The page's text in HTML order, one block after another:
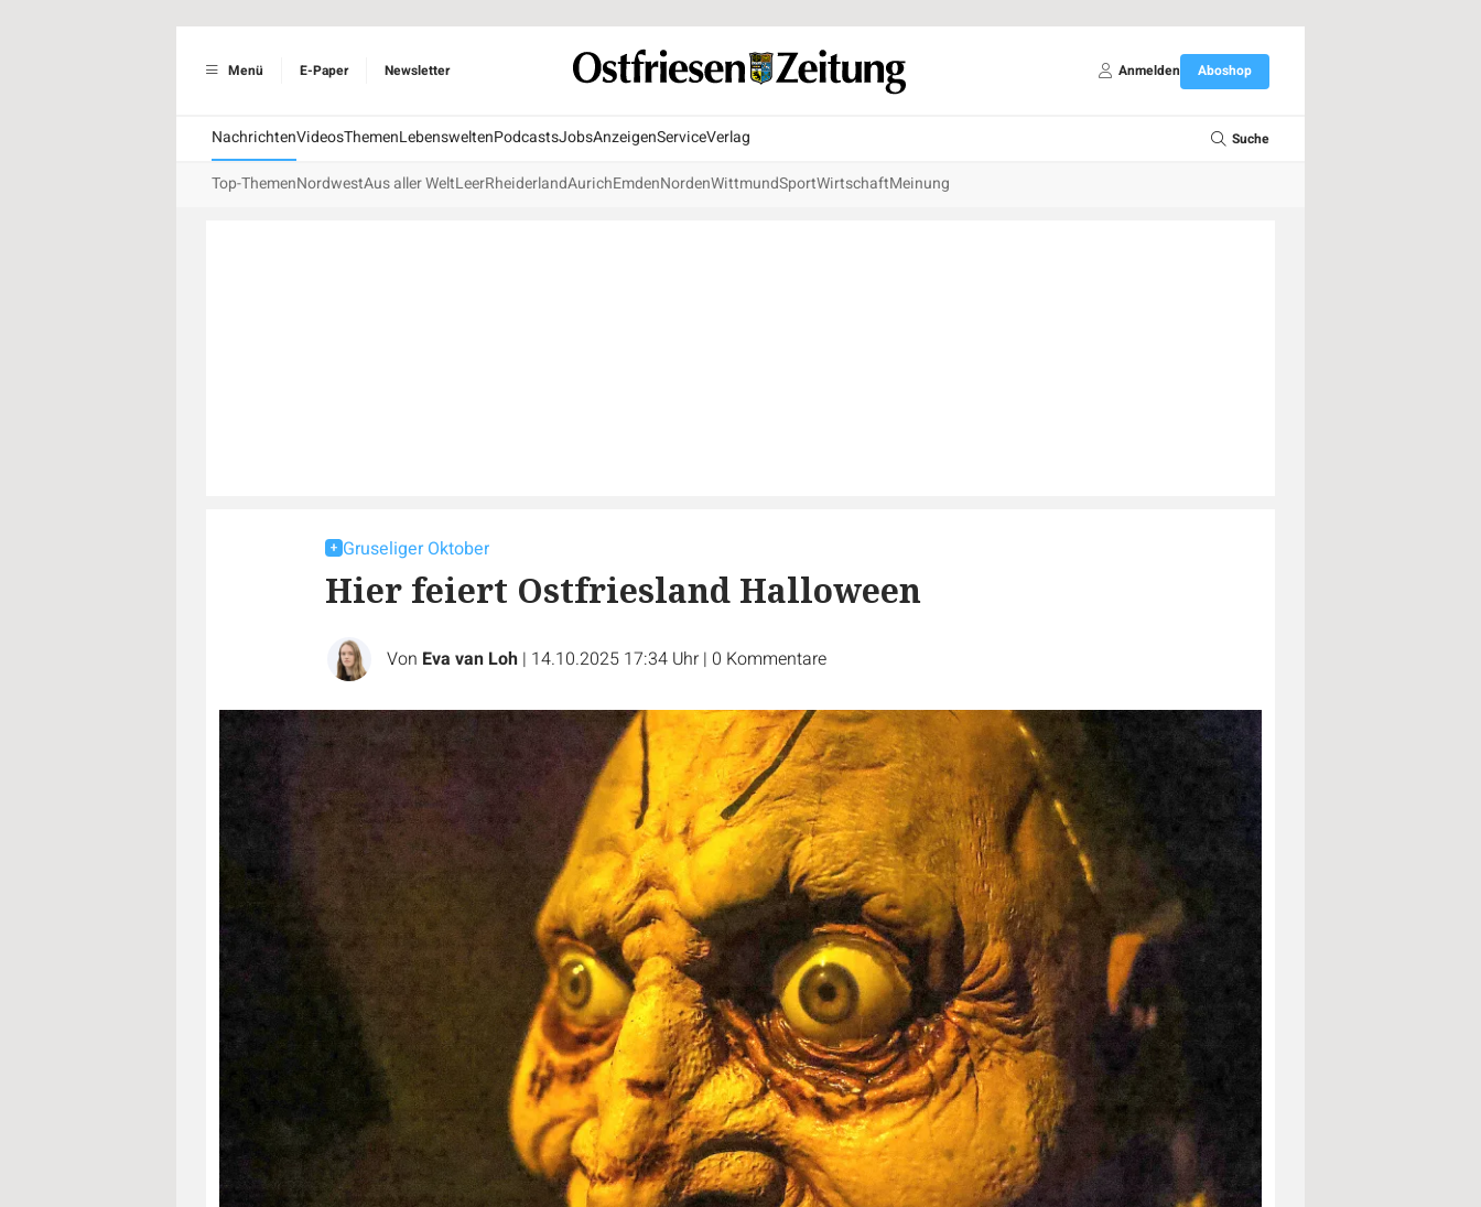
Menü E-Paper Newsletter Anmelden Aboshop
NachrichtenVideosThemenLebensweltenPodcastsJobsAnzeigenServiceVerlag Suche
Top-ThemenNordwestAus aller WeltLeerRheiderlandAurichEmdenNordenWittmundSportWirtschaftMeinung
Gruseliger Oktober
Hier feiert Ostfriesland Halloween
Von Eva van Loh | 14.10.2025 17:34 Uhr | 0 Kommentare